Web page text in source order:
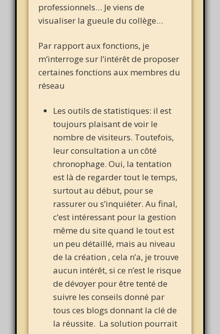
professionnels… Je viens de
visualiser la gueule du collège…
Par rapport aux fonctions, je
m’interroge sur l’intérêt de proposer
certaines fonctions aux membres du
réseau
Les outils de statistiques: il est
toujours plaisant de voir le
nombre de visiteurs. Toutefois,
leur consultation a un côté
chronophage. Oui, la tentation
est là de regarder tout le temps,
surtout au début, pour se
rassurer ou s’inquiéter. Au final,
c’est intéressant pour la gestion
même du site quand le tout est
un peu détaillé, mais au niveau
de la création , cela n’a, je trouve
aucun intérêt, si ce n’est le risque
de dévoyer pour être tenté de
suivre les conseils donné par
tous ces blogs donnant la clé de
la réussite. La solution pourrait